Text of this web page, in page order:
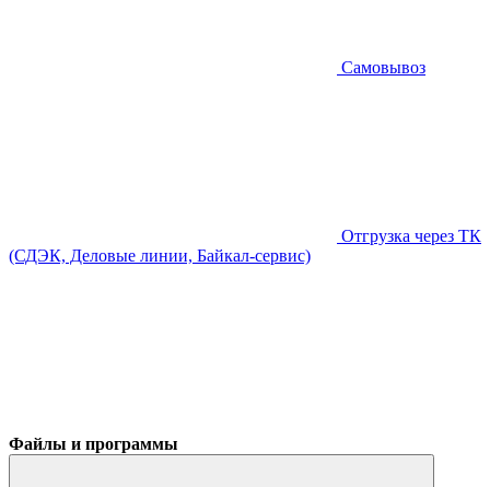
Самовывоз
Отгрузка через ТК
(СДЭК, Деловые линии, Байкал-сервис)
Файлы и программы